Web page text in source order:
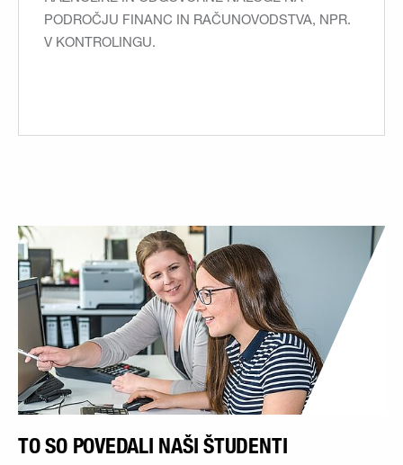
PODROČJU FINANC IN RAČUNOVODSTVA, NPR.
V KONTROLINGU.
TO SO POVEDALI NAŠI ŠTUDENTI